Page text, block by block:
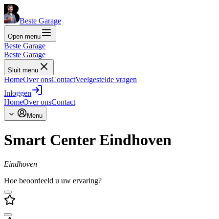
Beste Garage
Open menu
Beste Garage
Beste Garage
Sluit menu
HomeOver onsContactVeelgestelde vragen
Inloggen
HomeOver onsContact
Menu
Smart Center Eindhoven
Eindhoven
Hoe beoordeeld u uw ervaring?